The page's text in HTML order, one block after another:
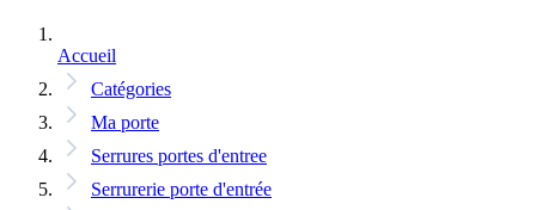
Accueil
Catégories
Ma porte
Serrures portes d'entree
Serrurerie porte d'entrée